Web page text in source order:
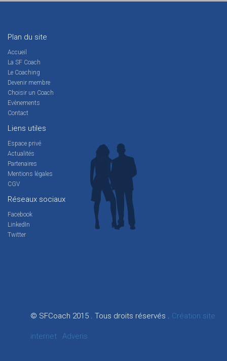
Plan du site
Accueil
La SF Coach
Le Coaching
Devenir membre
Choisir un Coach
Evènements
Contact
Liens utiles
Espace privé
Actualités
Partenaires
Mentions légales
CGV
Réseaux sociaux
Facebook
LinkedIn
Twitter
© SFCoach 2015 . Tous droits réservés . Création site
internet : Adveris